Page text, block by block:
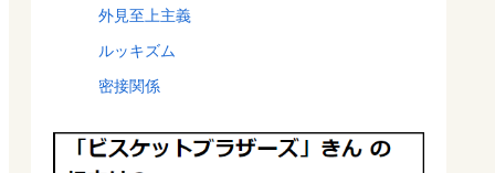
外見至上主義
ルッキズム
密接関係